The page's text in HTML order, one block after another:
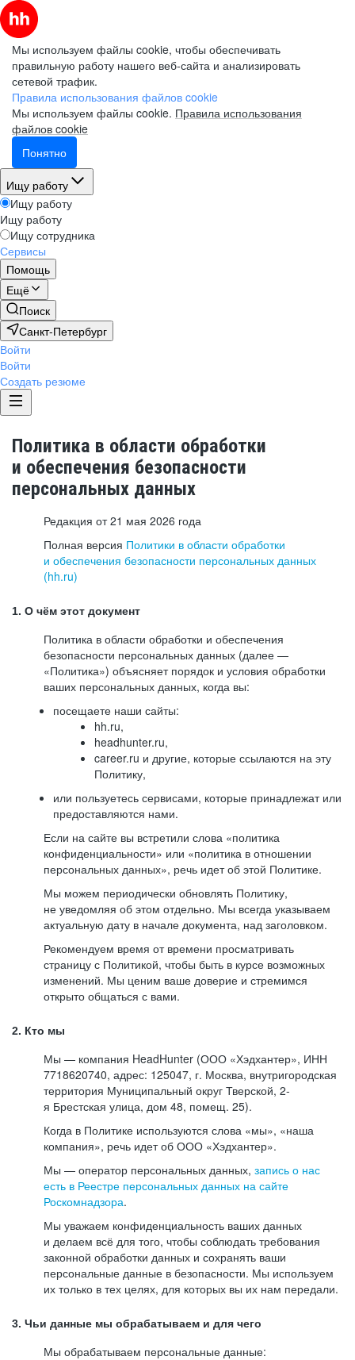
Мы используем файлы cookie, чтобы обеспечивать
правильную работу нашего веб-сайта и анализировать
сетевой трафик.
Правила использования файлов cookie
Мы используем файлы cookie. Правила использования
файлов cookie
Понятно
Ищу работу
Ищу работу
Ищу работу
Ищу сотрудника
Сервисы
Помощь
Ещё
Поиск
Санкт-Петербург
Войти
Войти
Создать резюме
Политика в области обработки
и обеспечения безопасности
персональных данных
Редакция от 21 мая 2026 года
Полная версия Политики в области обработки
и обеспечения безопасности персональных данных
(hh.ru)
1. О чём этот документ
Политика в области обработки и обеспечения
безопасности персональных данных (далее —
«Политика») объясняет порядок и условия обработки
ваших персональных данных, когда вы:
посещаете наши сайты:
hh.ru,
headhunter.ru,
career.ru и другие, которые ссылаются на эту
Политику,
или пользуетесь сервисами, которые принадлежат или
предоставляются нами.
Если на сайте вы встретили слова «политика
конфиденциальности» или «политика в отношении
персональных данных», речь идет об этой Политике.
Мы можем периодически обновлять Политику,
не уведомляя об этом отдельно. Мы всегда указываем
актуальную дату в начале документа, над заголовком.
Рекомендуем время от времени просматривать
страницу с Политикой, чтобы быть в курсе возможных
изменений. Мы ценим ваше доверие и стремимся
открыто общаться с вами.
2. Кто мы
Мы — компания HeadHunter (ООО «Хэдхантер», ИНН
7718620740, адрес: 125047, г. Москва, внутригородская
территория Муниципальный округ Тверской, 2-
я Брестская улица, дом 48, помещ. 25).
Когда в Политике используются слова «мы», «наша
компания», речь идет об ООО «Хэдхантер».
Мы — оператор персональных данных, запись о нас
есть в Реестре персональных данных на сайте
Роскомнадзора.
Мы уважаем конфиденциальность ваших данных
и делаем всё для того, чтобы соблюдать требования
законной обработки данных и сохранять ваши
персональные данные в безопасности. Мы используем
их только в тех целях, для которых вы их нам передали.
3. Чьи данные мы обрабатываем и для чего
Мы обрабатываем персональные данные: